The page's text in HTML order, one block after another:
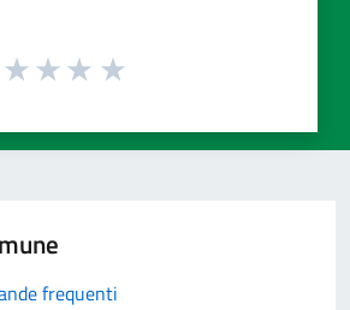
frequenti